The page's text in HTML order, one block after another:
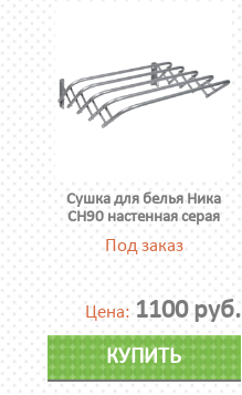
Сушка для белья Ника
СН90 настенная серая
Под заказ
Цена: 1100 руб.
КУПИТЬ